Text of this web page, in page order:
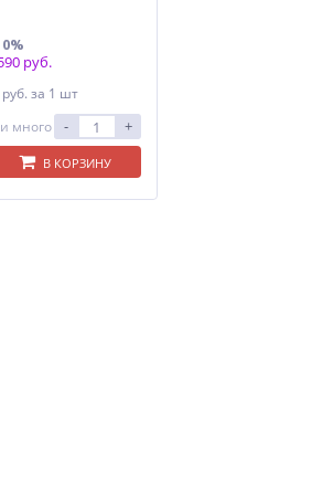
руб.
руб. за 1 шт
много
- +
В КОРЗИНУ